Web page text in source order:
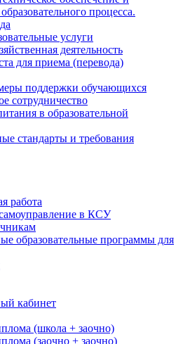
процесса.
услуги
деятельность
для приема (перевода)
поддержки обучающихся
сотрудничество
в образовательной
стандарты и требования
работа
в КСУ
образовательные программы для
кабинет
(школа + заочно)
(заочно + заочно)